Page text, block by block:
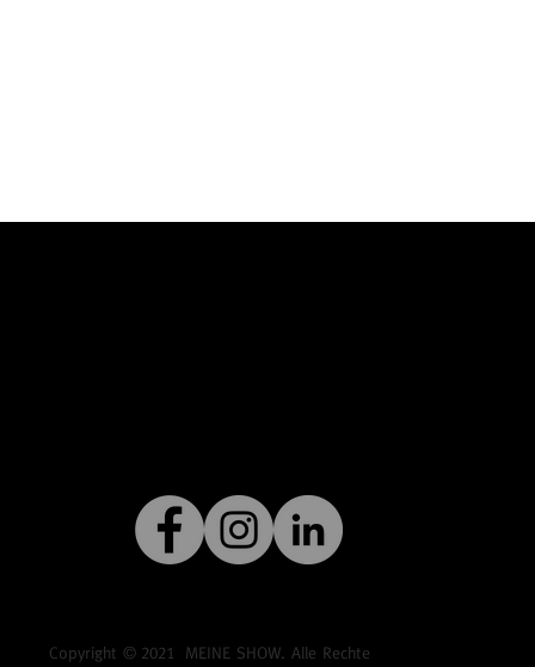
Copyright © 2021 MEINE SHOW. Alle Rechte